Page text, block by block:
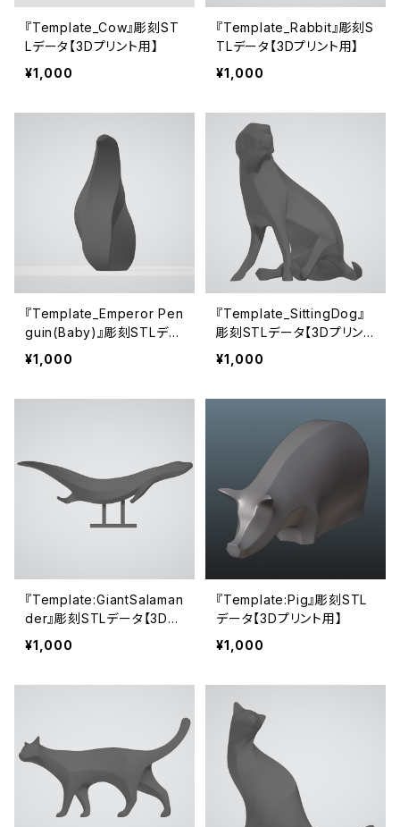
『Template_Cow』彫刻ST
Lデータ【3Dプリント用】
¥1,000
『Template_Rabbit』彫刻S
TLデータ【3Dプリント用】
¥1,000
『Template_Emperor Pen
guin(Baby)』彫刻STLデー
タ【3Dプリント用】
¥1,000
『Template_SittingDog』
彫刻STLデータ【3Dプリント
用】
¥1,000
『Template:GiantSalaman
der』彫刻STLデータ【3Dプ
リント用】
¥1,000
『Template:Pig』彫刻STL
データ【3Dプリント用】
¥1,000